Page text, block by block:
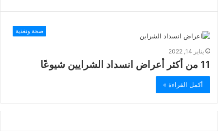
صحة وتغذية
يناير 14, 2022
11 من أكثر أعراض انسداد الشرايين شيوعًا
أكمل القراءة »